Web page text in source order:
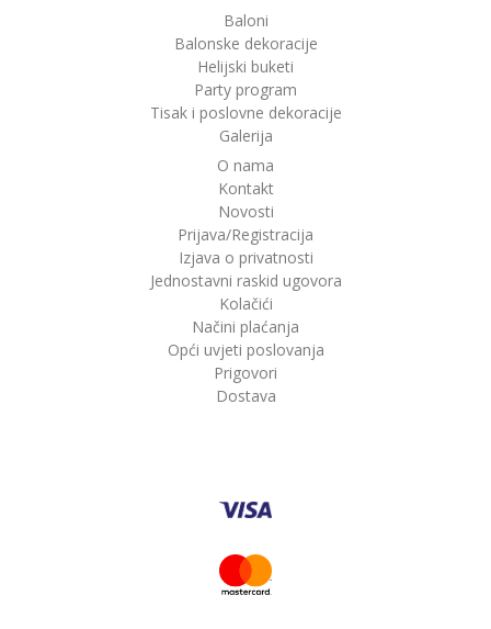
Baloni
Balonske dekoracije
Helijski buketi
Party program
Tisak i poslovne dekoracije
Galerija
O nama
Kontakt
Novosti
Prijava/Registracija
Izjava o privatnosti
Jednostavni raskid ugovora
Kolačići
Načini plaćanja
Opći uvjeti poslovanja
Prigovori
Dostava